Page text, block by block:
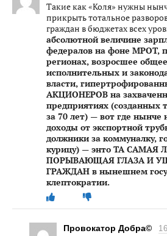
Такие как «Коля» нужны
прикрыть тотальное
граждан в бюджетах всех
абсолютной величине
федералов на фоне МРОТ,
регионах, возросшее
исполнительных и
власти,
АКЦИОНЕРОВ на
предприятиях (созданных
за 70 лет) — вот где нынче
доходы от экспортной
должники за коммуналку,
курицу) — энто ТА САМАЯ
ПОРЫВАЮЩАЯ ГЛАЗА И
ГРАЖДАН в нынешнем
клептократии.
Провокатор Добра©